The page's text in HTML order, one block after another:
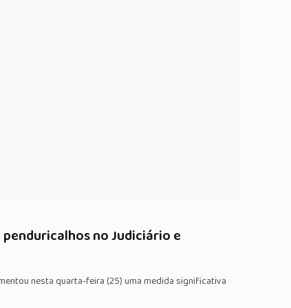
no Judiciário e
nesta quarta-feira (25) uma medida significativa